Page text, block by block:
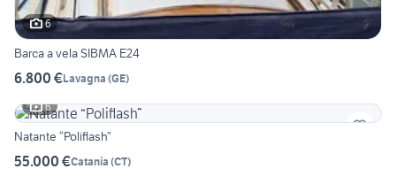
6
Barca a vela SIBMA E24
6.800 €Lavagna (GE)
6
Natante “Poliflash”
55.000 €Catania (CT)